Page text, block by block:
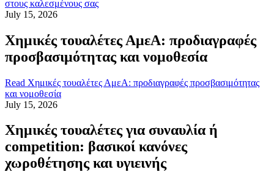
στους καλεσμένους σας
July 15, 2026
Χημικές τουαλέτες ΑμεΑ: προδιαγραφές
προσβασιμότητας και νομοθεσία
Read Χημικές τουαλέτες ΑμεΑ: προδιαγραφές προσβασιμότητας
και νομοθεσία
July 15, 2026
Χημικές τουαλέτες για συναυλία ή
competition: βασικοί κανόνες
χωροθέτησης και υγιεινής